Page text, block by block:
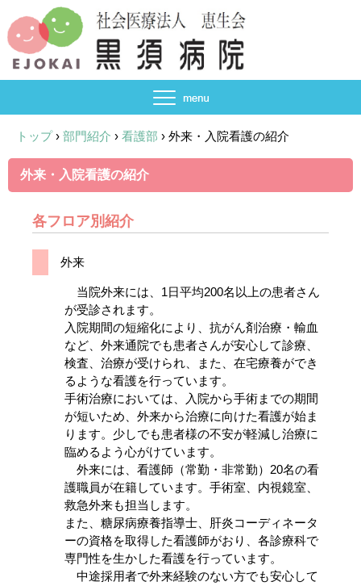
トップ › 部門紹介 › 看護部 › 外来・入院看護の紹介
外来・入院看護の紹介
各フロア別紹介
外来
当院外来には、1日平均200名以上の患者さん
が受診されます。
入院期間の短縮化により、抗がん剤治療・輸血
など、外来通院でも患者さんが安心して診療、
検査、治療が受けられ、また、在宅療養ができ
るような看護を行っています。
手術治療においては、入院から手術までの期間
が短いため、外来から治療に向けた看護が始ま
ります。少しでも患者様の不安が軽減し治療に
臨めるよう心がけています。
外来には、看護師（常勤・非常勤）20名の看
護職員が在籍しています。手術室、内視鏡室、
救急外来も担当します。
また、糖尿病療養指導士、肝炎コーディネータ
ーの資格を取得した看護師がおり、各診療科で
専門性を生かした看護を行っています。
中途採用者で外来経験のない方でも安心して